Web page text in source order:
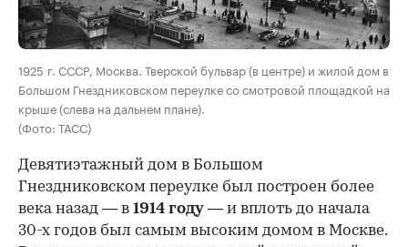
1925 г. СССР, Москва. Тверской бульвар (в центре) и жилой дом в
Большом Гнездниковском переулке со смотровой площадкой на
крыше (слева на дальнем плане).
(Фото: ТАСС)
Девятиэтажный дом в Большом
Гнездниковском переулке был построен более
века назад — в 1914 году — и вплоть до начала
30-х годов был самым высоким домом в Москве.